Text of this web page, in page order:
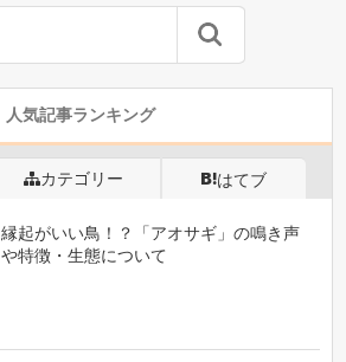
人気記事ランキング
カテゴリー はてブ
縁起がいい鳥！？「アオサギ」の鳴き声
や特徴・生態について